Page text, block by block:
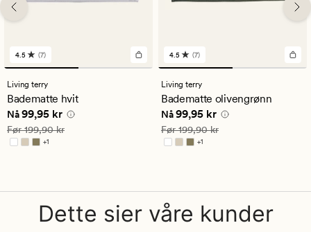
7
anmeldelser
med
en
gjennomsnittlig
vurdering
på
4.5
4.5 (7)
Living terry
Badematte hvit
Nåværende pris
Nå99,95 kr
Vanlig pris 199,90 kr
Før199,90 kr
+1
Tilgjengelig i flere farger
7
anmeldelser
med
en
gjennomsnittlig
vurdering
på
4.5
4.5 (7)
Living terry
Badematte olivengrønn
Nåværende pris
Nå99,95 kr
Vanlig pris 199,90 kr
Før199,90 kr
+1
Tilgjengelig i flere farger
Dette sier våre kunder